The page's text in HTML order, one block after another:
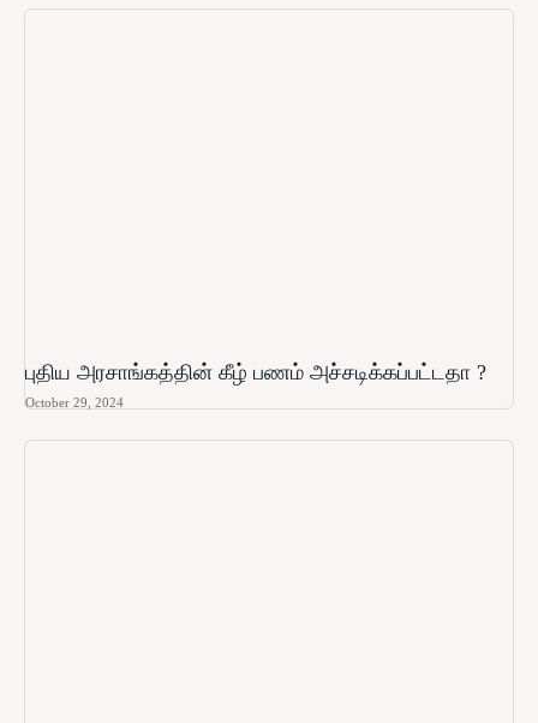
புதிய அரசாங்கத்தின் கீழ் பணம் அச்சடிக்கப்பட்டதா ?
October 29, 2024